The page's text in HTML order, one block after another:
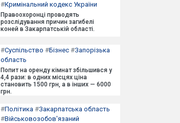
#Кримінальний кодекс України
Правоохоронці проводять
розслідування причин загибелі
коней в Закарпатській області.
#Суспільство #Бізнес #Запорізька
область
Попит на оренду кімнат збільшився у
4,4 рази: в одних місцях ціна
становить 1500 грн, а в інших — 6000
грн.
#Політика #Закарпатська область
#Військовозобов'язаний